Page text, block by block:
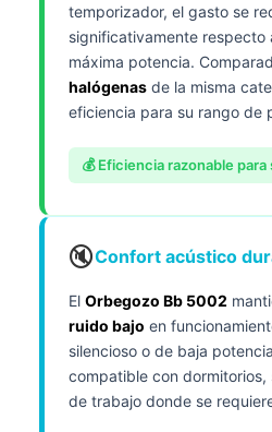
temporizador, el gasto se
significativamente respecto
máxima potencia.
halógenasde la misma
eficiencia para su rango de
💰 Eficiencia razonable
🔇Confort acústico
El Orbegozo Bb 5002
ruido bajo en
silencioso o de baja
compatible con dormitorios,
de trabajo donde se